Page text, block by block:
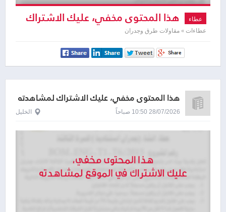
عطاء هذا المحتوى مخفي، عليك الاشتراك
لمشاهدته
عطاءات » مقاولات طرق وجدران
هذا المحتوى مخفي، عليك الاشتراك لمشاهدته
28/07/2026 10:50 صباحاً الخليل